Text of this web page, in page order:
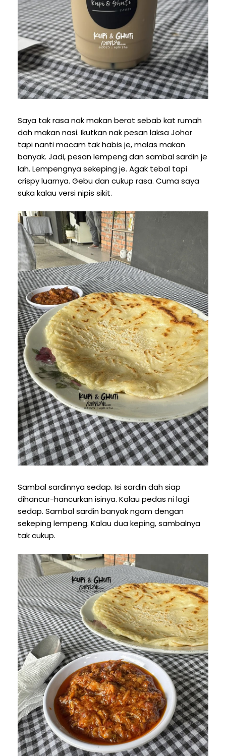
Saya tak rasa nak makan berat sebab kat rumah
dah makan nasi. Ikutkan nak pesan laksa Johor
tapi nanti macam tak habis je, malas makan
banyak. Jadi, pesan lempeng dan sambal sardin je
lah. Lempengnya sekeping je. Agak tebal tapi
crispy luarnya. Gebu dan cukup rasa. Cuma saya
suka kalau versi nipis sikit.
Sambal sardinnya sedap. Isi sardin dah siap
dihancur-hancurkan isinya. Kalau pedas ni lagi
sedap. Sambal sardin banyak ngam dengan
sekeping lempeng. Kalau dua keping, sambalnya
tak cukup.